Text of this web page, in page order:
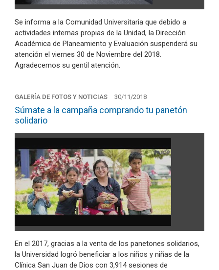
Se informa a la Comunidad Universitaria que debido a
actividades internas propias de la Unidad, la Dirección
Académica de Planeamiento y Evaluación suspenderá su
atención el viernes 30 de Noviembre del 2018.
Agradecemos su gentil atención.
GALERÍA DE FOTOS Y NOTICIAS 30/11/2018
Súmate a la campaña comprando tu panetón
solidario
En el 2017, gracias a la venta de los panetones solidarios,
la Universidad logró beneficiar a los niños y niñas de la
Clínica San Juan de Dios con 3,914 sesiones de